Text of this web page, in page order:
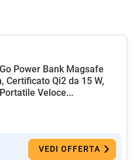
Power Bank Magsafe
Certificato Qi2 da 15 W,
Veloce...
VEDI OFFERTA